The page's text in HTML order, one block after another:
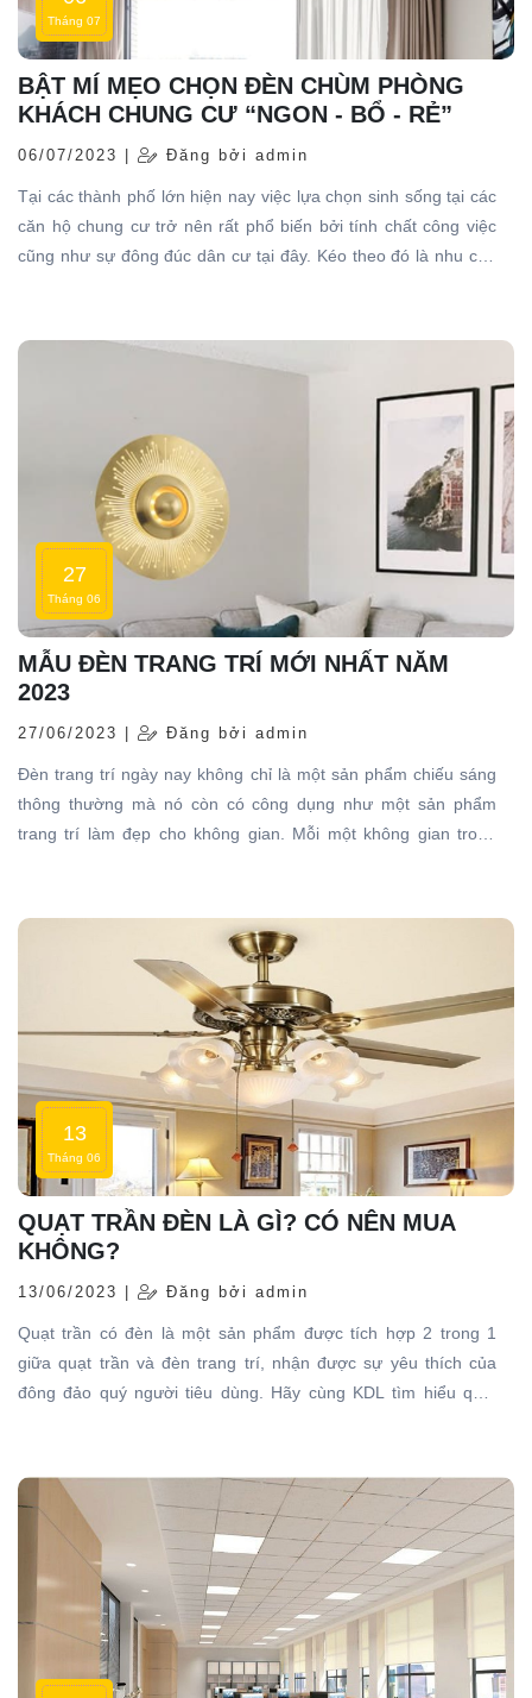
Tháng 07
BẬT MÍ MẸO CHỌN ĐÈN CHÙM PHÒNG
KHÁCH CHUNG CƯ “NGON - BỔ - RẺ”
06/07/2023 | Đăng bởi admin
Tại các thành phố lớn hiện nay việc lựa chọn sinh sống tại các
căn hộ chung cư trở nên rất phổ biến bởi tính chất công việc
cũng như sự đông đúc dân cư tại đây. Kéo theo đó là nhu cầu
chung cư đang là một trong những từ khóa “hot” được nhiều
người tìm kiếm, loại đèn này rất được ưa chuộng sử dụng trong
trang trí nội thất hiện nay nhất là trong trang trí phòng khách.
27
Tháng 06
MẪU ĐÈN TRANG TRÍ MỚI NHẤT NĂM
2023
27/06/2023 | Đăng bởi admin
Đèn trang trí ngày nay không chỉ là một sản phẩm chiếu sáng
thông thường mà nó còn có công dụng như một sản phẩm
trang trí làm đẹp cho không gian. Mỗi một không gian trong
viết lần này, KDL Company xin gửi tới các bạn tổng hợp các
mẫu đèn trang trí mới nhất năm 2023 cho từng không gian,
mời các bạn cùng tham khảo nhé!
13
Tháng 06
QUẠT TRẦN ĐÈN LÀ GÌ? CÓ NÊN MUA
KHÔNG?
13/06/2023 | Đăng bởi admin
Quạt trần có đèn là một sản phẩm được tích hợp 2 trong 1
giữa quạt trần và đèn trang trí, nhận được sự yêu thích của
đông đảo quý người tiêu dùng. Hãy cùng KDL tìm hiểu quạt